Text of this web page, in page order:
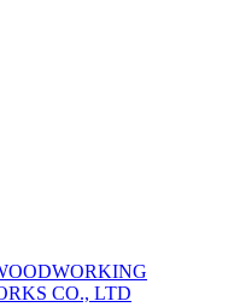
CO., LTD